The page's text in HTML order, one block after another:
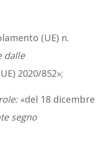
(UE) n.
dalle
2020/852»;
«del 18 dicembre
segno